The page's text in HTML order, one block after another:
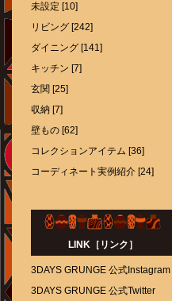
未設定 [10]
リビング [242]
ダイニング [141]
キッチン [7]
玄関 [25]
収納 [7]
壁もの [62]
コレクションアイテム [36]
コーディネート実例紹介 [24]
LINK［リンク］
3DAYS GRUNGE 公式Instagram
3DAYS GRUNGE 公式Twitter